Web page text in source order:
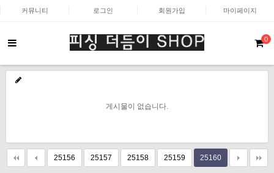
커뮤니티 로그인 회원가입 마이페이지
0
게시물이 없습니다.
25156 25157 25158 25159 25160